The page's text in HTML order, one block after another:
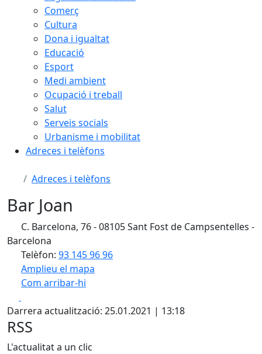
Comerç
Cultura
Dona i igualtat
Educació
Esport
Medi ambient
Ocupació i treball
Salut
Serveis socials
Urbanisme i mobilitat
Adreces i telèfons
Adreces i telèfons
Bar Joan
C. Barcelona, 76 - 08105 Sant Fost de Campsentelles -
Barcelona
Telèfon: 93 145 96 96
Amplieu el mapa
Com arribar-hi
+
−
Darrera actualització: 25.01.2021 | 13:18
RSS
L'actualitat a un clic